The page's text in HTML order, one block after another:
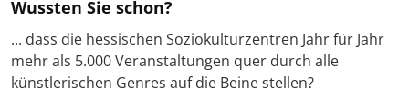
Wussten Sie schon?
... dass die hessischen Soziokulturzentren Jahr für Jahr
mehr als 5.000 Veranstaltungen quer durch alle
künstlerischen Genres auf die Beine stellen?